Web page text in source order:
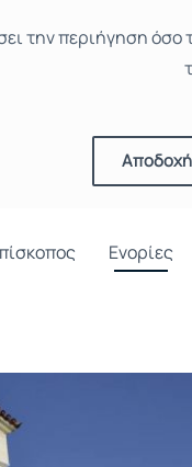
την περιήγηση όσο
Αποδοχή
Ενορίες